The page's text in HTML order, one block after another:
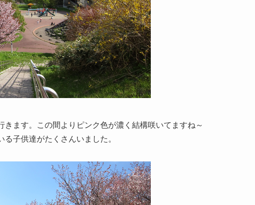
ます。この間よりピンク色が濃く結構咲いてますね～
子供達がたくさんいました。